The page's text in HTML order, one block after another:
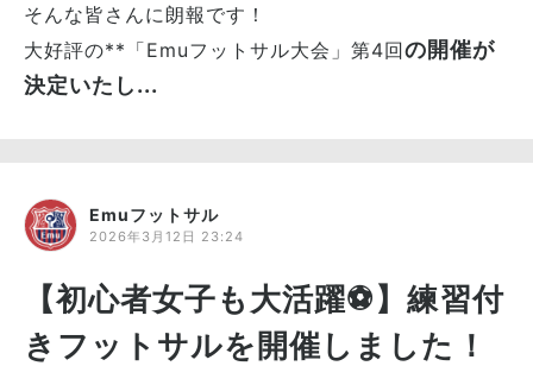
そんな皆さんに朗報です！
大好評の**「Emuフットサル大会」第4回の開催が
決定いたし...
Emuフットサル
2026年3月12日 23:24
【初心者女子も大活躍⚽️】練習付
きフットサルを開催しました！